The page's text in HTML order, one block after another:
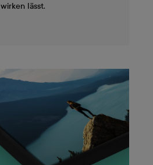
wirken lässt.